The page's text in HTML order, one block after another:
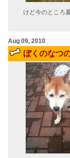
けど今のところ
Aug 09, 2010
ぼくのなつ